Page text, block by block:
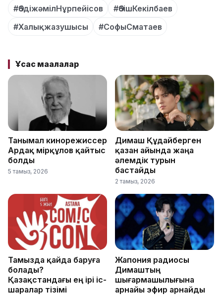
#ӘбдіжәмілНұрпейісов
#ӘбішКекілбаев
#Халықжазушысы
#СофыСматаев
Ұқсас мақалалар
Танымал кинорежиссер
Ардақ Әмірқұлов қайтыс
болды
5 тамыз, 2026
Димаш Құдайберген
қазан айында жаңа
әлемдік турын
бастайды
2 тамыз, 2026
Тамызда қайда баруға
болады?
Қазақстандағы ең ірі іс-
шаралар тізімі
Жапония радиосы
Димаштың
шығармашылығына
арнайы эфир арнайды